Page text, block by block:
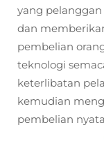
yang
dan
pembelian
teknologi
keterlibatan
kemudian
pembelian